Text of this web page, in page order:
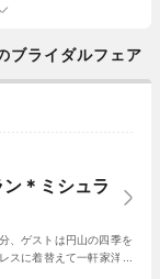
ライダルフェア
＊ミシュラ
、ゲストは円山の四季を
に着替えて一軒家洋館